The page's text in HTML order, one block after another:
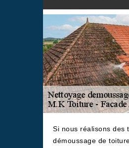
Si nous réalisons des
démoussage de